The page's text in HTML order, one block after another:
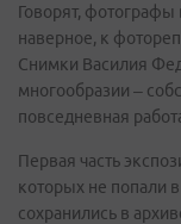
Говорят, фотографы
наверное, к
Снимки Василия
многообразии –
повседневная
Первая часть
которых не попали
сохранились в